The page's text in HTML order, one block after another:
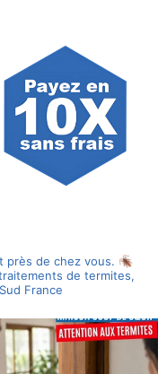
près de chez vous. 🪳
de termites,
France